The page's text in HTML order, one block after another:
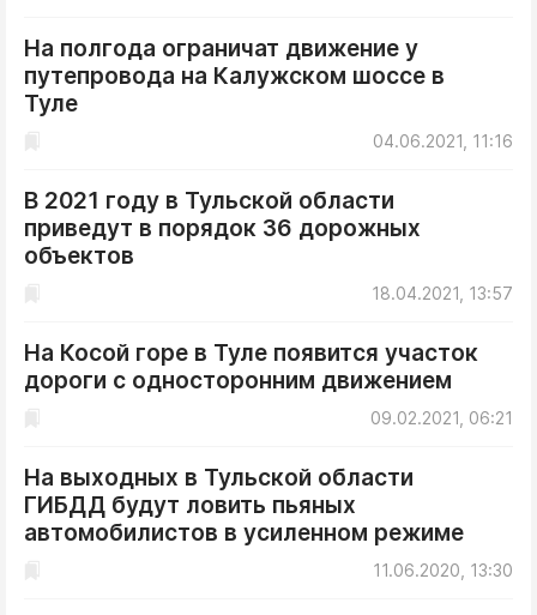
На полгода ограничат движение у
путепровода на Калужском шоссе в
Туле
04.06.2021, 11:16
В 2021 году в Тульской области
приведут в порядок 36 дорожных
объектов
18.04.2021, 13:57
На Косой горе в Туле появится участок
дороги с односторонним движением
09.02.2021, 06:21
На выходных в Тульской области
ГИБДД будут ловить пьяных
автомобилистов в усиленном режиме
11.06.2020, 13:30